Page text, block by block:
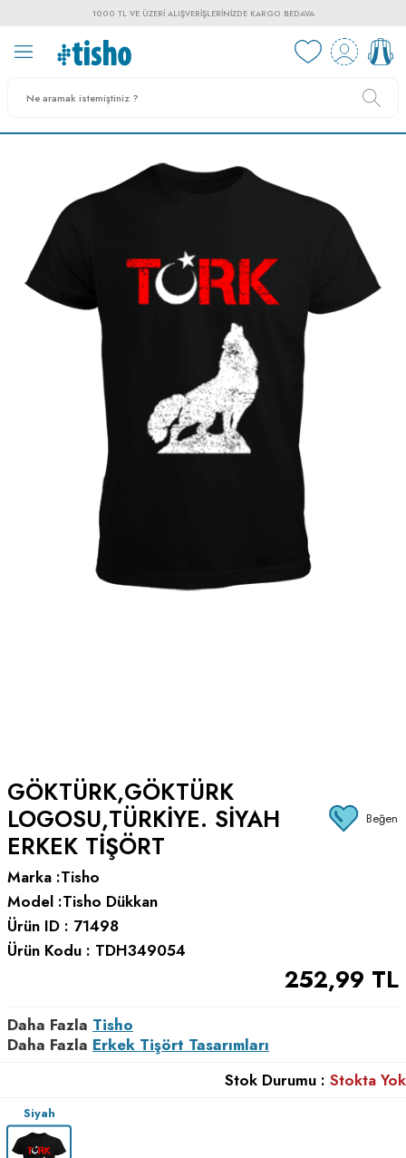
1000 TL VE ÜZERI ALIŞVERIŞLERINIZDE KARGO BEDAVA
GÖKTÜRK,GÖKTÜRK
LOGOSU,TÜRKIYE. SIYAH
ERKEK TIŞÖRT
Beğen
Marka :Tisho
Model :Tisho Dükkan
Ürün ID : 71498
Ürün Kodu : TDH349054
252,99 TL
Daha Fazla Tisho
Daha Fazla Erkek Tişört Tasarımları
Stok Durumu : Stokta Yok
Siyah